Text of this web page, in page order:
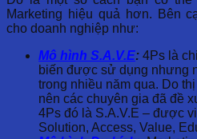
Marketing hiệu quả hơn. Bên
cho doanh nghiệp như:
Mô hình S.A.V.E: 4Ps là
biến được sử dụng nhưng
trong nhiều năm qua. Do
nên các chuyên gia đã đề
4Ps đó là S.A.V.E – được
Solution, Access, Value,